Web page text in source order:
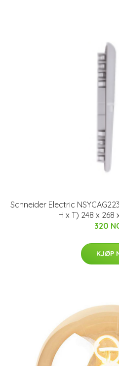
Schneider Electric
H x T) 248 x 268
320
KJØP